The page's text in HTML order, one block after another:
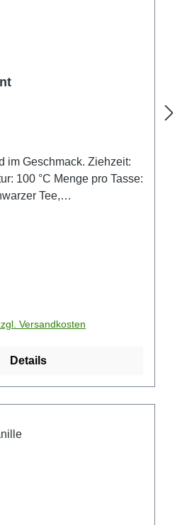
Ziehzeit:
Versandkosten
Details